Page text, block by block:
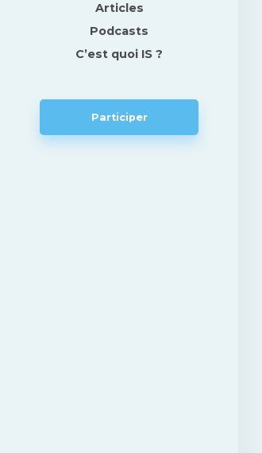
Articles
Podcasts
C’est quoi IS ?
Participer